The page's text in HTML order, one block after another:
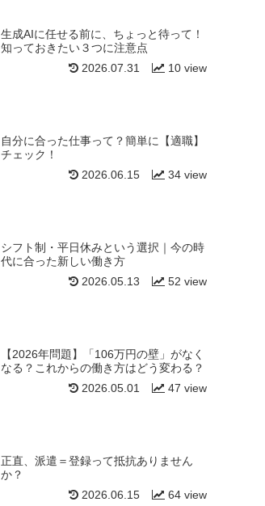
生成AIに任せる前に、ちょっと待って！
知っておきたい３つに注意点
10 view
2026.07.31
自分に合った仕事って？簡単に【適職】
チェック！
34 view
2026.06.15
シフト制・平日休みという選択｜今の時
代に合った新しい働き方
52 view
2026.05.13
【2026年問題】「106万円の壁」がなく
なる？これからの働き方はどう変わる？
47 view
2026.05.01
正直、派遣＝登録って抵抗ありません
か？
64 view
2026.06.15